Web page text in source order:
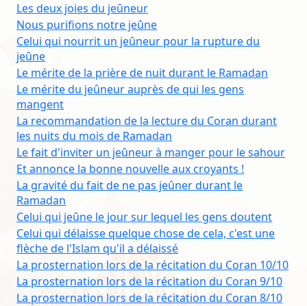
Les deux joies du jeûneur
Nous purifions notre jeûne
Celui qui nourrit un jeûneur pour la rupture du
jeûne
Le mérite de la prière de nuit durant le Ramadan
Le mérite du jeûneur auprès de qui les gens
mangent
La recommandation de la lecture du Coran durant
les nuits du mois de Ramadan
Le fait d'inviter un jeûneur à manger pour le sahour
Et annonce la bonne nouvelle aux croyants !
La gravité du fait de ne pas jeûner durant le
Ramadan
Celui qui jeûne le jour sur lequel les gens doutent
Celui qui délaisse quelque chose de cela, c'est une
flèche de l'Islam qu'il a délaissé
La prosternation lors de la récitation du Coran 10/10
La prosternation lors de la récitation du Coran 9/10
La prosternation lors de la récitation du Coran 8/10